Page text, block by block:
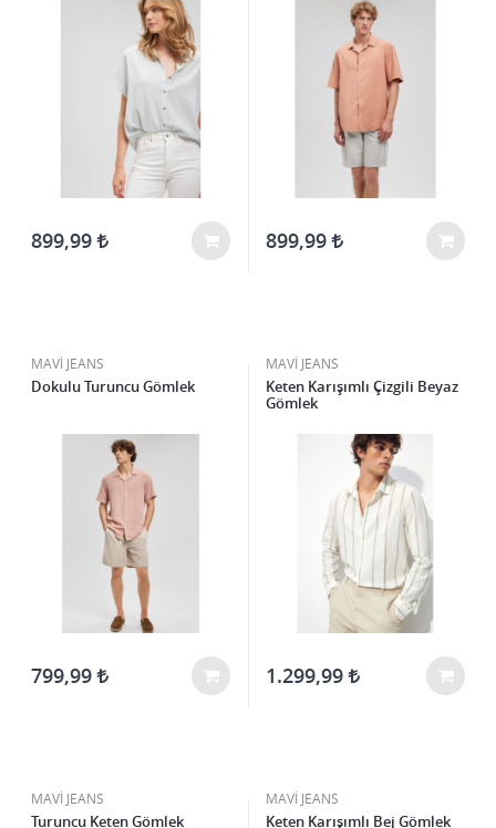
899,99 899,99
MAVİ JEANS
Dokulu Turuncu Gömlek
799,99
MAVİ JEANS
Keten Karışımlı Çizgili Beyaz
Gömlek
1.299,99
MAVİ JEANS
Turuncu Keten Gömlek
MAVİ JEANS
Keten Karışımlı Bej Gömlek